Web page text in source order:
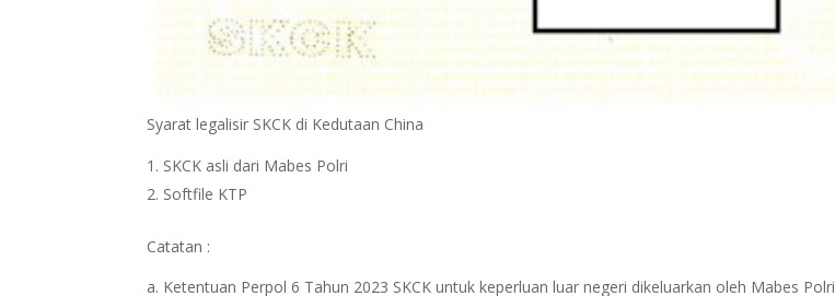
Syarat legalisir SKCK di Kedutaan China
SKCK asli dari Mabes Polri
Softfile KTP
Catatan :
a. Ketentuan Perpol 6 Tahun 2023 SKCK untuk keperluan luar negeri dikeluarkan oleh Mabes Polri